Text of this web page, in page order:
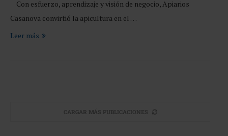
Con esfuerzo, aprendizaje y visión de negocio, Apiarios
Casanova convirtió la apicultura en el …
Leer más
CARGAR MÁS PUBLICACIONES